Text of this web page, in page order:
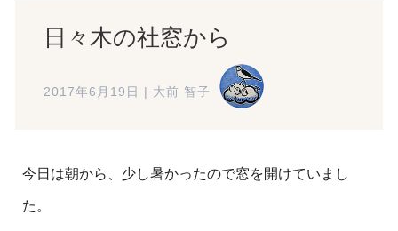
日々木の社窓から
2017年6月19日 大前 智子
今日は朝から、少し暑かったので窓を開けていまし
た。